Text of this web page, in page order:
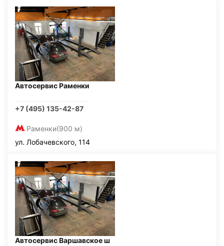
Автосервис Раменки
+7 (495) 135-42-87
Раменки(900 м)
ул. Лобачевского, 114
Автосервис Варшавское ш